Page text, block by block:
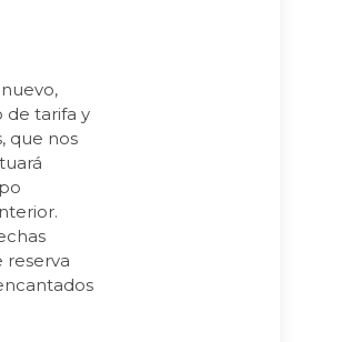
de tarifa y
que nos
reserva